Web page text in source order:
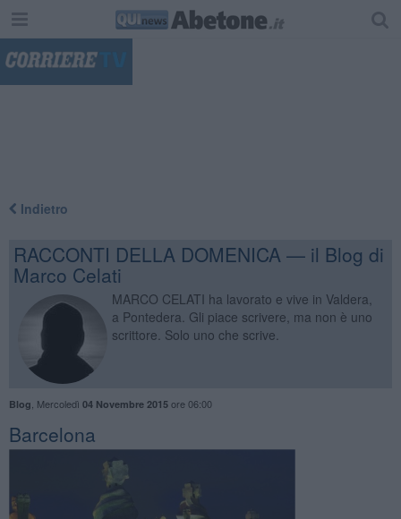
Indietro
RACCONTI DELLA DOMENICA — il Blog di
Marco Celati
MARCO CELATI ha lavorato e vive in Valdera,
a Pontedera. Gli piace scrivere, ma non è uno
scrittore. Solo uno che scrive.
Blog Mercoledì 04 Novembre 2015ore 06:00
Barcelona